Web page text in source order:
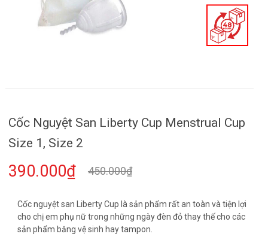
Cốc Nguyệt San Liberty Cup Menstrual Cup
Size 1, Size 2
390.000₫ 450.000₫
Cốc nguyệt san Liberty Cup là sản phẩm rất an toàn và tiện lợi
cho chị em phụ nữ trong những ngày đèn đỏ thay thế cho các
sản phẩm băng vệ sinh hay tampon.